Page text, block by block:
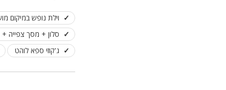
וילת נופש במיקום
סלון + מסך צפייה +
ג'קוזי ספא לוהט